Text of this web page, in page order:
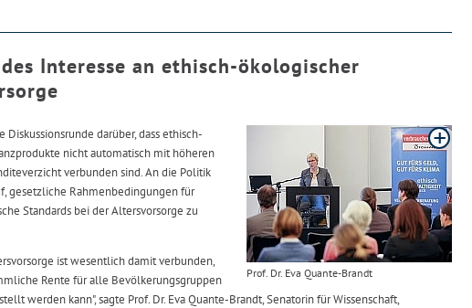
Interesse an ethisch-ökologischer
Prof. Dr. Eva Quante-Brandt
Diskussionsrunde darüber, dass ethisch-
nicht automatisch mit höheren
verbunden sind. An die Politik
gesetzliche Rahmenbedingungen für
Standards bei der Altersvorsorge zu
ist wesentlich damit verbunden,
Rente für alle Bevölkerungsgruppen
werden kann", sagte Prof. Dr. Eva Quante-Brandt, Senatorin für Wissenschaft,